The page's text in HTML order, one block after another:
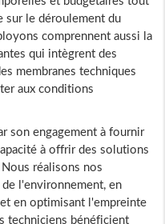
sur le déroulement du
comprennent aussi la
qui intègrent des
membranes techniques
aux conditions
son engagement à fournir
à offrir des solutions
réalisons nos
l'environnement, en
en optimisant l'empreinte
techniciens bénéficient